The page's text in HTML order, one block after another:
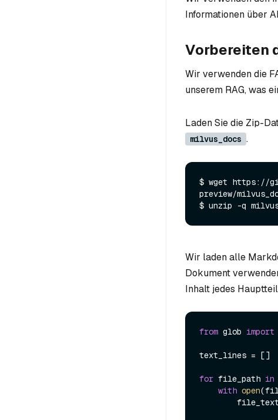
Informationen über
Vorbereiten
Wir verwenden die
unserem RAG, was
Laden Sie die Zip-
milvus_docs .
$ wget https://
preview/
$ unzip -q
Wir laden alle
Dokument
Inhalt jedes
from glob import
text_lines = []
for file_path in
with open